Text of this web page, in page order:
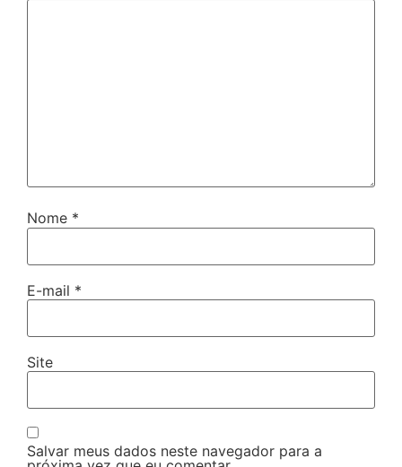
Nome *
E-mail *
Site
Salvar meus dados neste navegador para a